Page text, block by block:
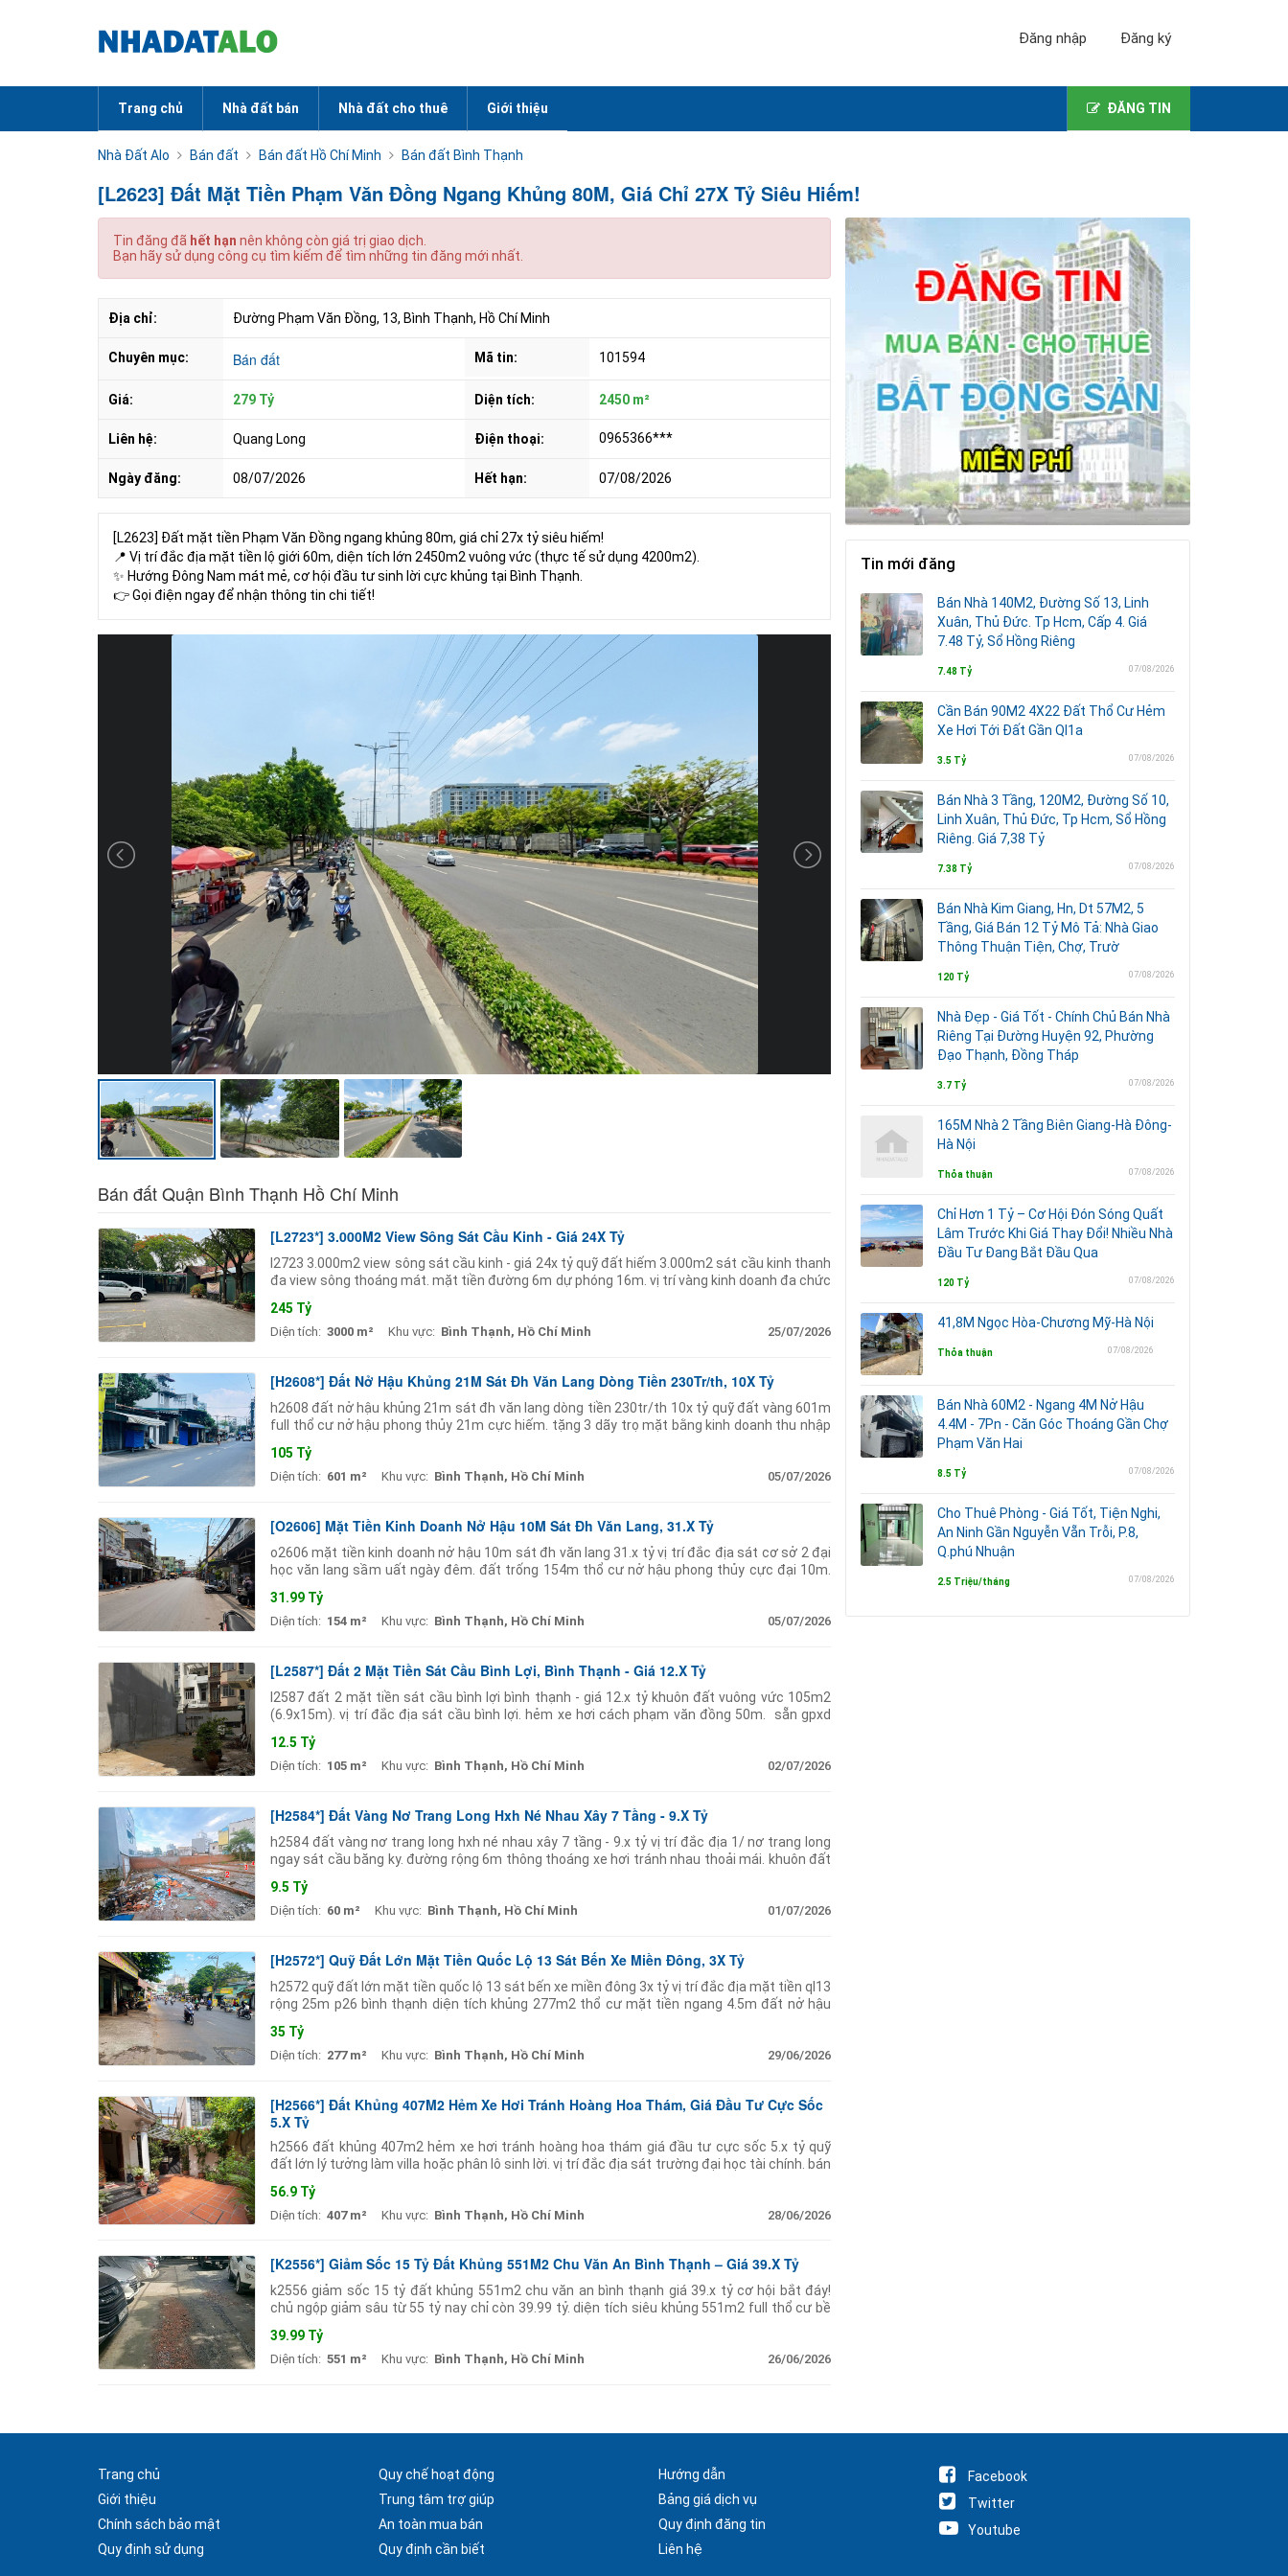
Đăng nhập Đăng ký
Trang chủ Nhà đất bán Nhà đất cho thuê Giới thiệu ĐĂNG TIN
Nhà Đất Alo Bán đất Bán đất Hồ Chí Minh Bán đất Bình Thạnh
[L2623] Đất Mặt Tiền Phạm Văn Đồng Ngang Khủng 80M, Giá Chỉ 27X Tỷ Siêu Hiếm!
Tin đăng đã hết hạn nên không còn giá trị giao dịch.
Bạn hãy sử dụng công cụ tìm kiếm để tìm những tin đăng mới nhất.
Địa chỉ: Đường Phạm Văn Đồng, 13, Bình Thạnh, Hồ Chí Minh
Chuyên mục: Bán đất Mã tin: 101594
Giá: 279 Tỷ Diện tích: 2450 m²
Liên hệ: Quang Long Điện thoại: 0965366***
Ngày đăng: 08/07/2026 Hết hạn: 07/08/2026
[L2623] Đất mặt tiền Phạm Văn Đồng ngang khủng 80m, giá chỉ 27x tỷ siêu hiếm!
📍 Vị trí đắc địa mặt tiền lộ giới 60m, diện tích lớn 2450m2 vuông vức (thực tế sử dụng 4200m2).
✨ Hướng Đông Nam mát mẻ, cơ hội đầu tư sinh lời cực khủng tại Bình Thạnh.
👉 Gọi điện ngay để nhận thông tin chi tiết!
Bán đất Quận Bình Thạnh Hồ Chí Minh
[L2723*] 3.000M2 View Sông Sát Cầu Kinh - Giá 24X Tỷ
l2723 3.000m2 view sông sát cầu kinh - giá 24x tỷ quỹ đất hiếm 3.000m2 sát cầu kinh thanh
đa view sông thoáng mát. mặt tiền đường 6m dự phóng 16m. vị trí vàng kinh doanh đa chức
245 Tỷ
Diện tích: 3000 m² Khu vực: Bình Thạnh, Hồ Chí Minh 25/07/2026
[H2608*] Đất Nở Hậu Khủng 21M Sát Đh Văn Lang Dòng Tiền 230Tr/th, 10X Tỷ
h2608 đất nở hậu khủng 21m sát đh văn lang dòng tiền 230tr/th 10x tỷ quỹ đất vàng 601m
full thổ cư nở hậu phong thủy 21m cực hiếm. tặng 3 dãy trọ mặt bằng kinh doanh thu nhập
105 Tỷ
Diện tích: 601 m² Khu vực: Bình Thạnh, Hồ Chí Minh 05/07/2026
[O2606] Mặt Tiền Kinh Doanh Nở Hậu 10M Sát Đh Văn Lang, 31.X Tỷ
o2606 mặt tiền kinh doanh nở hậu 10m sát đh văn lang 31.x tỷ vị trí đắc địa sát cơ sở 2 đại
học văn lang sầm uất ngày đêm. đất trống 154m thổ cư nở hậu phong thủy cực đại 10m.
31.99 Tỷ
Diện tích: 154 m² Khu vực: Bình Thạnh, Hồ Chí Minh 05/07/2026
[L2587*] Đất 2 Mặt Tiền Sát Cầu Bình Lợi, Bình Thạnh - Giá 12.X Tỷ
l2587 đất 2 mặt tiền sát cầu bình lợi bình thạnh - giá 12.x tỷ khuôn đất vuông vức 105m2
(6.9x15m). vị trí đắc địa sát cầu bình lợi. hẻm xe hơi cách phạm văn đồng 50m. ️ sẵn gpxd
12.5 Tỷ
Diện tích: 105 m² Khu vực: Bình Thạnh, Hồ Chí Minh 02/07/2026
[H2584*] Đất Vàng Nơ Trang Long Hxh Né Nhau Xây 7 Tầng - 9.X Tỷ
h2584 đất vàng nơ trang long hxh né nhau xây 7 tầng - 9.x tỷ vị trí đắc địa 1/ nơ trang long
ngay sát cầu băng ky. đường rộng 6m thông thoáng xe hơi tránh nhau thoải mái. khuôn đất
9.5 Tỷ
Diện tích: 60 m² Khu vực: Bình Thạnh, Hồ Chí Minh 01/07/2026
[H2572*] Quỹ Đất Lớn Mặt Tiền Quốc Lộ 13 Sát Bến Xe Miền Đông, 3X Tỷ
h2572 quỹ đất lớn mặt tiền quốc lộ 13 sát bến xe miền đông 3x tỷ vị trí đắc địa mặt tiền ql13
rộng 25m p26 bình thạnh diện tích khủng 277m2 thổ cư mặt tiền ngang 4.5m đất nở hậu
35 Tỷ
Diện tích: 277 m² Khu vực: Bình Thạnh, Hồ Chí Minh 29/06/2026
[H2566*] Đất Khủng 407M2 Hẻm Xe Hơi Tránh Hoàng Hoa Thám, Giá Đầu Tư Cực Sốc
5.X Tỷ
h2566 đất khủng 407m2 hẻm xe hơi tránh hoàng hoa thám giá đầu tư cực sốc 5.x tỷ quỹ
đất lớn lý tưởng làm villa hoặc phân lô sinh lời. vị trí đắc địa sát trường đại học tài chính. bán
56.9 Tỷ
Diện tích: 407 m² Khu vực: Bình Thạnh, Hồ Chí Minh 28/06/2026
[K2556*] Giảm Sốc 15 Tỷ Đất Khủng 551M2 Chu Văn An Bình Thạnh – Giá 39.X Tỷ
k2556 giảm sốc 15 tỷ đất khủng 551m2 chu văn an bình thạnh giá 39.x tỷ cơ hội bắt đáy!
chủ ngộp giảm sâu từ 55 tỷ nay chỉ còn 39.99 tỷ. diện tích siêu khủng 551m2 full thổ cư bề
39.99 Tỷ
Diện tích: 551 m² Khu vực: Bình Thạnh, Hồ Chí Minh 26/06/2026
Tin mới đăng
Bán Nhà 140M2, Đường Số 13, Linh
Xuân, Thủ Đức. Tp Hcm, Cấp 4. Giá
7.48 Tỷ, Sổ Hồng Riêng
7.48 Tỷ 07/08/2026
Cần Bán 90M2 4X22 Đất Thổ Cư Hẻm
Xe Hơi Tới Đất Gần Ql1a
3.5 Tỷ 07/08/2026
Bán Nhà 3 Tầng, 120M2, Đường Số 10,
Linh Xuân, Thủ Đức, Tp Hcm, Sổ Hồng
Riêng. Giá 7,38 Tỷ
7.38 Tỷ 07/08/2026
Bán Nhà Kim Giang, Hn, Dt 57M2, 5
Tầng, Giá Bán 12 Tỷ Mô Tả: Nhà Giao
Thông Thuận Tiện, Chợ, Trườ
120 Tỷ 07/08/2026
Nhà Đẹp - Giá Tốt - Chính Chủ Bán Nhà
Riêng Tại Đường Huyện 92, Phường
Đạo Thạnh, Đồng Tháp
3.7 Tỷ 07/08/2026
165M Nhà 2 Tầng Biên Giang-Hà Đông-
Hà Nội
Thỏa thuận 07/08/2026
Chỉ Hơn 1 Tỷ – Cơ Hội Đón Sóng Quất
Lâm Trước Khi Giá Thay Đổi! Nhiều Nhà
Đầu Tư Đang Bắt Đầu Qua
120 Tỷ 07/08/2026
41,8M Ngọc Hòa-Chương Mỹ-Hà Nội
Thỏa thuận 07/08/2026
Bán Nhà 60M2 - Ngang 4M Nở Hậu
4.4M - 7Pn - Căn Góc Thoáng Gần Chợ
Phạm Văn Hai
8.5 Tỷ 07/08/2026
Cho Thuê Phòng - Giá Tốt, Tiện Nghi,
An Ninh Gần Nguyễn Vẵn Trỗi, P.8,
Q.phú Nhuận
2.5 Triệu/tháng 07/08/2026
Trang chủ
Giới thiệu
Chính sách bảo mật
Quy định sử dụng
Quy chế hoạt động
Trung tâm trợ giúp
An toàn mua bán
Quy định cần biết
Hướng dẫn
Bảng giá dịch vụ
Quy định đăng tin
Liên hệ
Facebook
Twitter
Youtube